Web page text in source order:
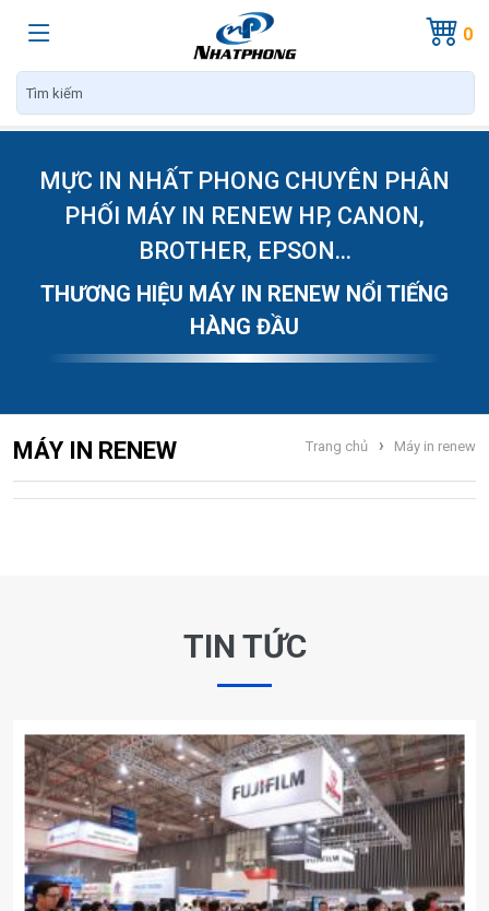
0
MỰC IN NHẤT PHONG CHUYÊN PHÂN
PHỐI MÁY IN RENEW HP, CANON,
BROTHER, EPSON...
THƯƠNG HIỆU MÁY IN RENEW NỔI TIẾNG
HÀNG ĐẦU
MÁY IN RENEW Trang chủ › Máy in renew
TIN TỨC